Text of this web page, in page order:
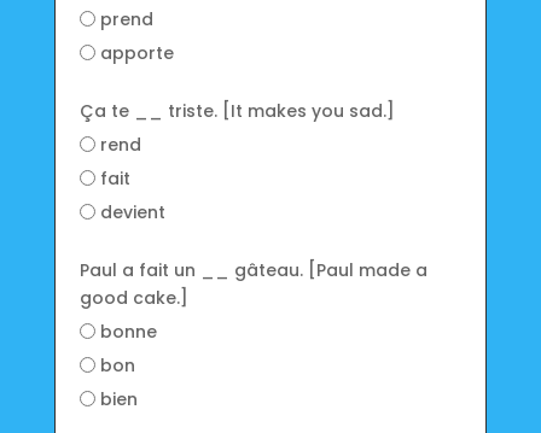
prend
apporte
Ça te __ triste. [It makes you sad.]
rend
fait
devient
Paul a fait un __ gâteau. [Paul made a
good cake.]
bonne
bon
bien